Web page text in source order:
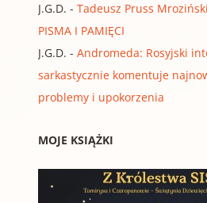
J.G.D. - Tadeusz Pruss
PISMA I PAMIĘCI
J.G.D. - Andromeda: Rosyjski
sarkastycznie komentuje
problemy i upokorzenia
MOJE KSIĄŻKI